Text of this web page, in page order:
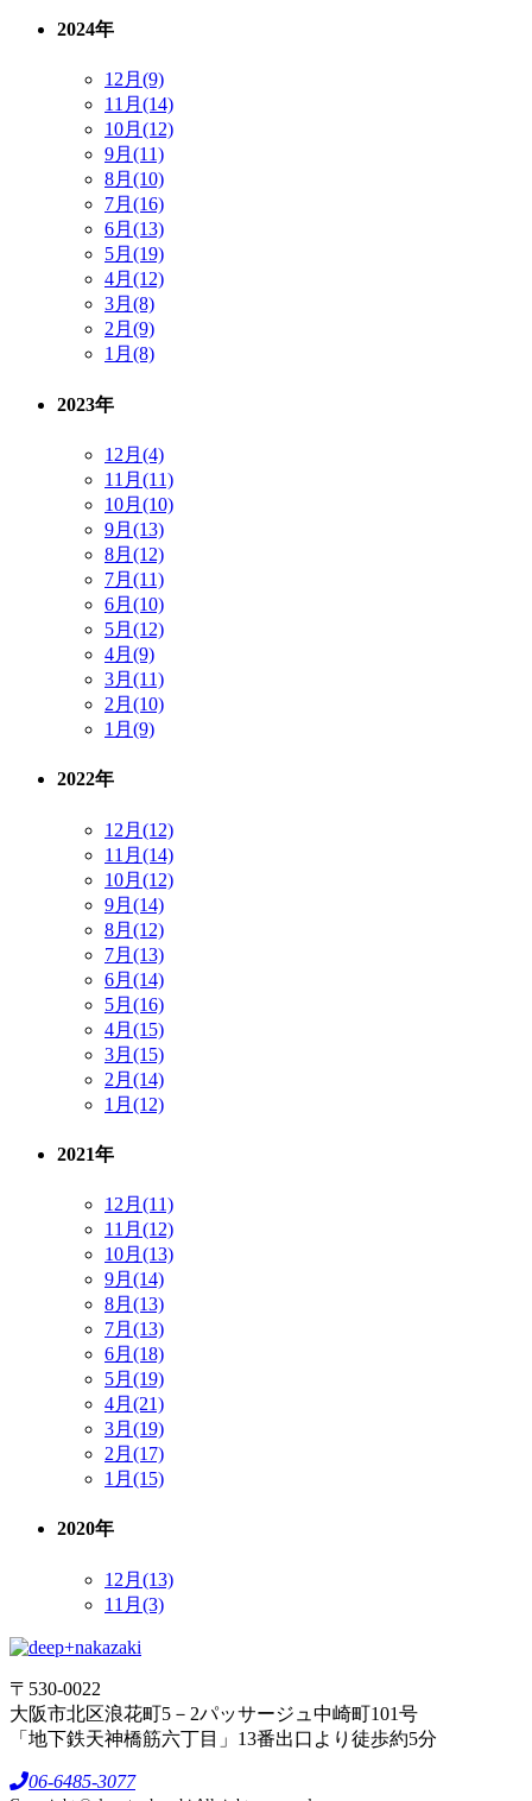
2024年
12月(9)
11月(14)
10月(12)
9月(11)
8月(10)
7月(16)
6月(13)
5月(19)
4月(12)
3月(8)
2月(9)
1月(8)
2023年
12月(4)
11月(11)
10月(10)
9月(13)
8月(12)
7月(11)
6月(10)
5月(12)
4月(9)
3月(11)
2月(10)
1月(9)
2022年
12月(12)
11月(14)
10月(12)
9月(14)
8月(12)
7月(13)
6月(14)
5月(16)
4月(15)
3月(15)
2月(14)
1月(12)
2021年
12月(11)
11月(12)
10月(13)
9月(14)
8月(13)
7月(13)
6月(18)
5月(19)
4月(21)
3月(19)
2月(17)
1月(15)
2020年
12月(13)
11月(3)
〒530-0022
大阪市北区浪花町5－2パッサージュ中崎町101号
「地下鉄天神橋筋六丁目」13番出口より徒歩約5分
06-6485-3077